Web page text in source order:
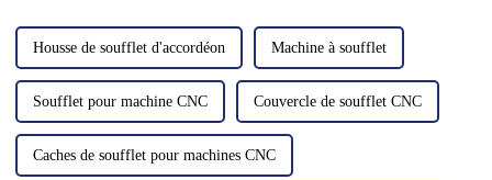
Housse de soufflet d'accordéon Machine à soufflet
Soufflet pour machine CNC Couvercle de soufflet CNC
Caches de soufflet pour machines CNC